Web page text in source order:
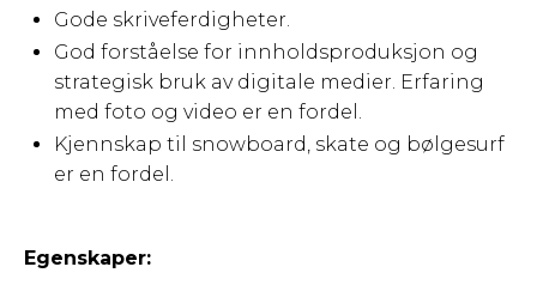
Gode skriveferdigheter.
God forståelse for innholdsproduksjon og
strategisk bruk av digitale medier. Erfaring
med foto og video er en fordel.
Kjennskap til snowboard, skate og bølgesurf
er en fordel.
Egenskaper: